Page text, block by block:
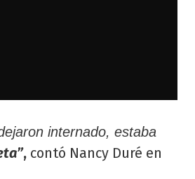
internado, estaba
, contó Nancy Duré en